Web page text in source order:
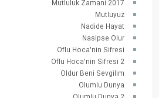
Mutluluk Zamani 2017
Mutluyuz
Nadide Hayat
Nasipse Olur
Oflu Hoca'nin Sifresi
Oflu Hoca'nin Sifresi 2
Oldur Beni Sevgilim
Olumlu Dunya